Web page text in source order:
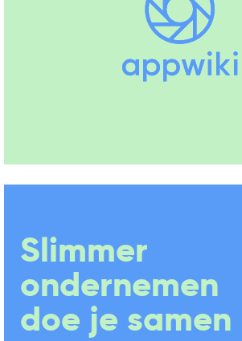
Slimmer
ondernemen
doe je samen